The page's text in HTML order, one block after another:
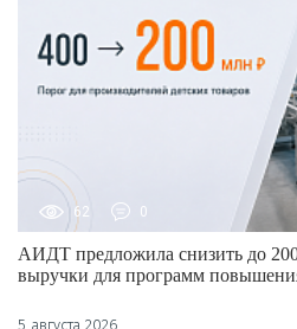
62 0
АИДТ предложила снизить до
выручки для программ
5 августа 2026